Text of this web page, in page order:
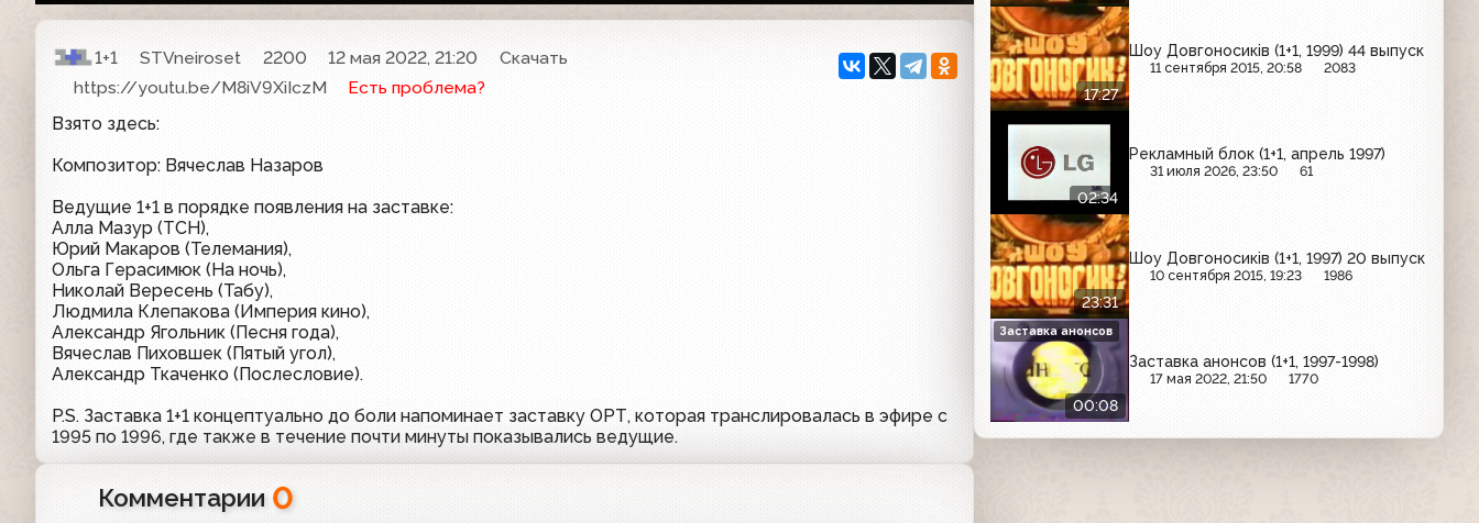
1+1 STVneiroset 2200 12 мая 2022, 21:20
Скачать
https://youtu.be/M8iV9XiIczM
Есть проблема?
Взято здесь:
Композитор: Вячеслав Назаров
Ведущие 1+1 в порядке появления на заставке:
Алла Мазур (ТСН),
Юрий Макаров (Телемания),
Ольга Герасимюк (На ночь),
Николай Вересень (Табу),
Людмила Клепакова (Империя кино),
Александр Ягольник (Песня года),
Вячеслав Пиховшек (Пятый угол),
Александр Ткаченко (Послесловие).
P.S. Заставка 1+1 концептуально до боли напоминает заставку ОРТ, которая транслировалась в эфире с
1995 по 1996, где также в течение почти минуты показывались ведущие.
Комментарии 0
17:27
Шоу Довгоносиків (1+1, 1999) 44 выпуск
11 сентября 2015, 20:58 2083
02:34
Рекламный блок (1+1, апрель 1997)
31 июля 2026, 23:50 61
23:31
Шоу Довгоносиків (1+1, 1997) 20 выпуск
10 сентября 2015, 19:23 1986
00:08
Заставка анонсов (1+1, 1997-1998)
17 мая 2022, 21:50 1770
Заставка анонсов